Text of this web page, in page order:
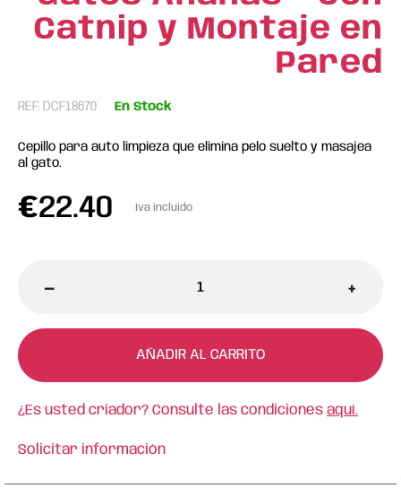
Catnip y Montaje en
Pared
REF: DCF18670 En Stock
Cepillo para auto limpieza que elimina pelo suelto y masajea
al gato.
€22.40 Iva incluido
- +
AÑADIR AL CARRITO
¿Es usted criador? Consulte las condiciones aquí.
Solicitar información